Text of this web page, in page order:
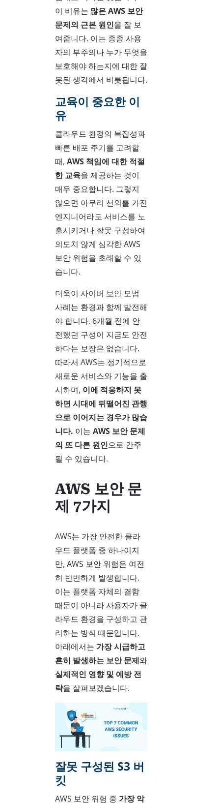
이 비유는 많은AWS 보안
문제의 근본 원인을 잘 보
여줍니다. 이는 종종 사용
자의 부주의나 누가 무엇을
보호해야 하는지에 대한 잘
못된 생각에서 비롯됩니다.
교육이 중요한 이
유
클라우드 환경의 복잡성과
빠른 배포 주기를 고려할
때, AWS 책임에 대한 적절
한 교육을 제공하는 것이
매우 중요합니다. 그렇지
않으면 아무리 선의를 가진
엔지니어라도 서비스를 노
출시키거나 잘못 구성하여
의도치 않게 심각한 AWS
보안 위험을 초래할 수 있
습니다.
더욱이 사이버 보안 모범
사례는 환경과 함께 발전해
야 합니다. 6개월 전에 안
전했던 구성이 지금도 안전
하다는 보장은 없습니다.
따라서 AWS는 정기적으로
새로운 서비스와 기능을 출
시하며, 이에 적응하지 못
하면 시대에 뒤떨어진 관행
으로 이어지는 경우가 많습
니다. 이는 AWS 보안 문제
의 또 다른 원인으로 간주
될 수 있습니다.
AWS 보안 문
제 7가지
AWS는 가장 안전한 클라
우드 플랫폼 중 하나이지
만, AWS 보안 위험은 여전
히 빈번하게 발생합니다.
이는 플랫폼 자체의 결함
때문이 아니라 사용자가 클
라우드 환경을 구성하고 관
리하는 방식 때문입니다.
아래에서는 가장 시급하고
흔히 발생하는 보안 문제와
실제적인 영향 및 예방 전
략을 살펴보겠습니다.
잘못 구성된 S3 버
킷
AWS 보안 위험 중 가장 악